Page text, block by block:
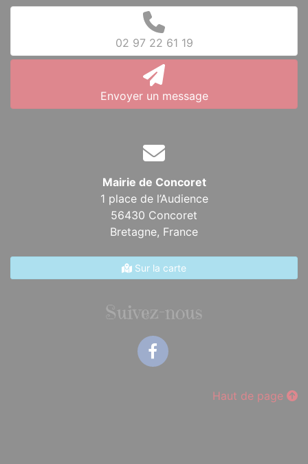
02 97 22 61 19
Envoyer un message
Mairie de Concoret
1 place de l’Audience
56430 Concoret
Bretagne, France
Sur la carte
Suivez-nous
Haut de page